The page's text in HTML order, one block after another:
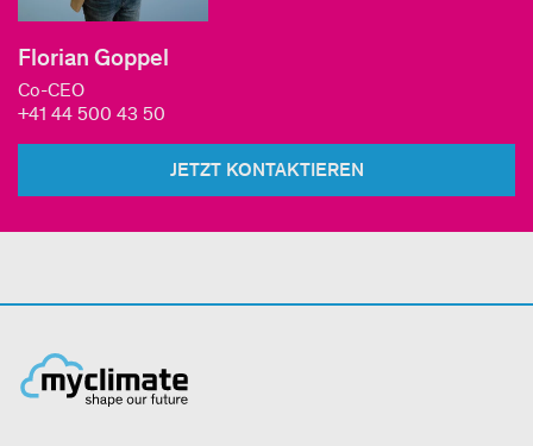
Florian Goppel
Co-CEO
+41 44 500 43 50
JETZT KONTAKTIEREN